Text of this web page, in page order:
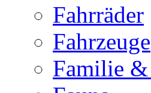
Fahrräder
Fahrzeuge
Familie &